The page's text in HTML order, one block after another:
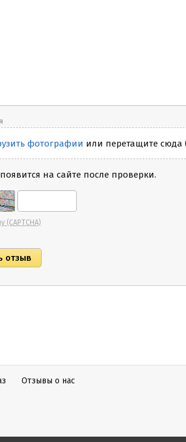
фотографии или перетащите сюда
на сайте после проверки.
(CAPTCHA)
Отзывы о нас